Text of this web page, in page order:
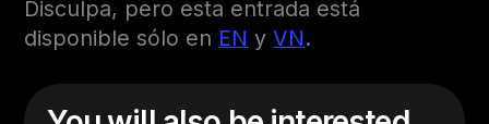
Disculpa, pero esta entrada está
disponible sólo en EN yVN.